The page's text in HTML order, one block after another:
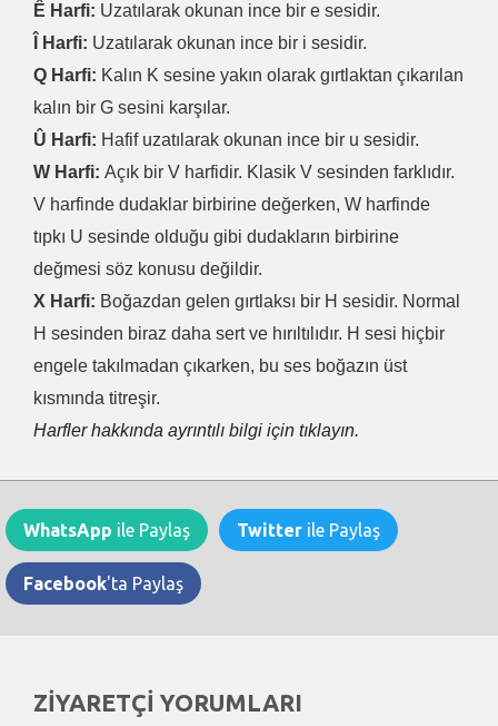
Ê Harfi: Uzatılarak okunan ince bir e sesidir.
Î Harfi: Uzatılarak okunan ince bir i sesidir.
Q Harfi: Kalın K sesine yakın olarak gırtlaktan çıkarılan
kalın bir G sesini karşılar.
Û Harfi: Hafif uzatılarak okunan ince bir u sesidir.
W Harfi: Açık bir V harfidir. Klasik V sesinden farklıdır.
V harfinde dudaklar birbirine değerken, W harfinde
tıpkı U sesinde olduğu gibi dudakların birbirine
değmesi söz konusu değildir.
X Harfi: Boğazdan gelen gırtlaksı bir H sesidir. Normal
H sesinden biraz daha sert ve hırıltılıdır. H sesi hiçbir
engele takılmadan çıkarken, bu ses boğazın üst
kısmında titreşir.
Harfler hakkında ayrıntılı bilgi için tıklayın.
WhatsApp ile Paylaş Twitter ile Paylaş
Facebook'ta Paylaş
ZİYARETÇİ YORUMLARI